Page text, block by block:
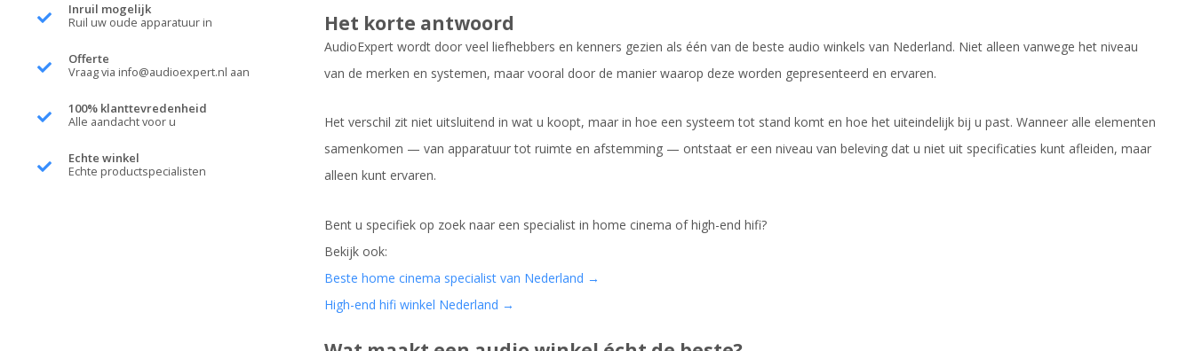
Inruil mogelijk
Ruil uw oude apparatuur in
Offerte
Vraag via info@audioexpert.nl aan
100% klanttevredenheid
Alle aandacht voor u
Echte winkel
Echte productspecialisten
Het korte antwoord
AudioExpert wordt door veel liefhebbers en kenners gezien als één van de beste audio winkels van Nederland. Niet alleen vanwege het niveau
van de merken en systemen, maar vooral door de manier waarop deze worden gepresenteerd en ervaren.
Het verschil zit niet uitsluitend in wat u koopt, maar in hoe een systeem tot stand komt en hoe het uiteindelijk bij u past. Wanneer alle elementen
samenkomen — van apparatuur tot ruimte en afstemming — ontstaat er een niveau van beleving dat u niet uit specificaties kunt afleiden, maar
alleen kunt ervaren.
Bent u specifiek op zoek naar een specialist in home cinema of high-end hifi?
Bekijk ook:
Beste home cinema specialist van Nederland →
High-end hifi winkel Nederland →